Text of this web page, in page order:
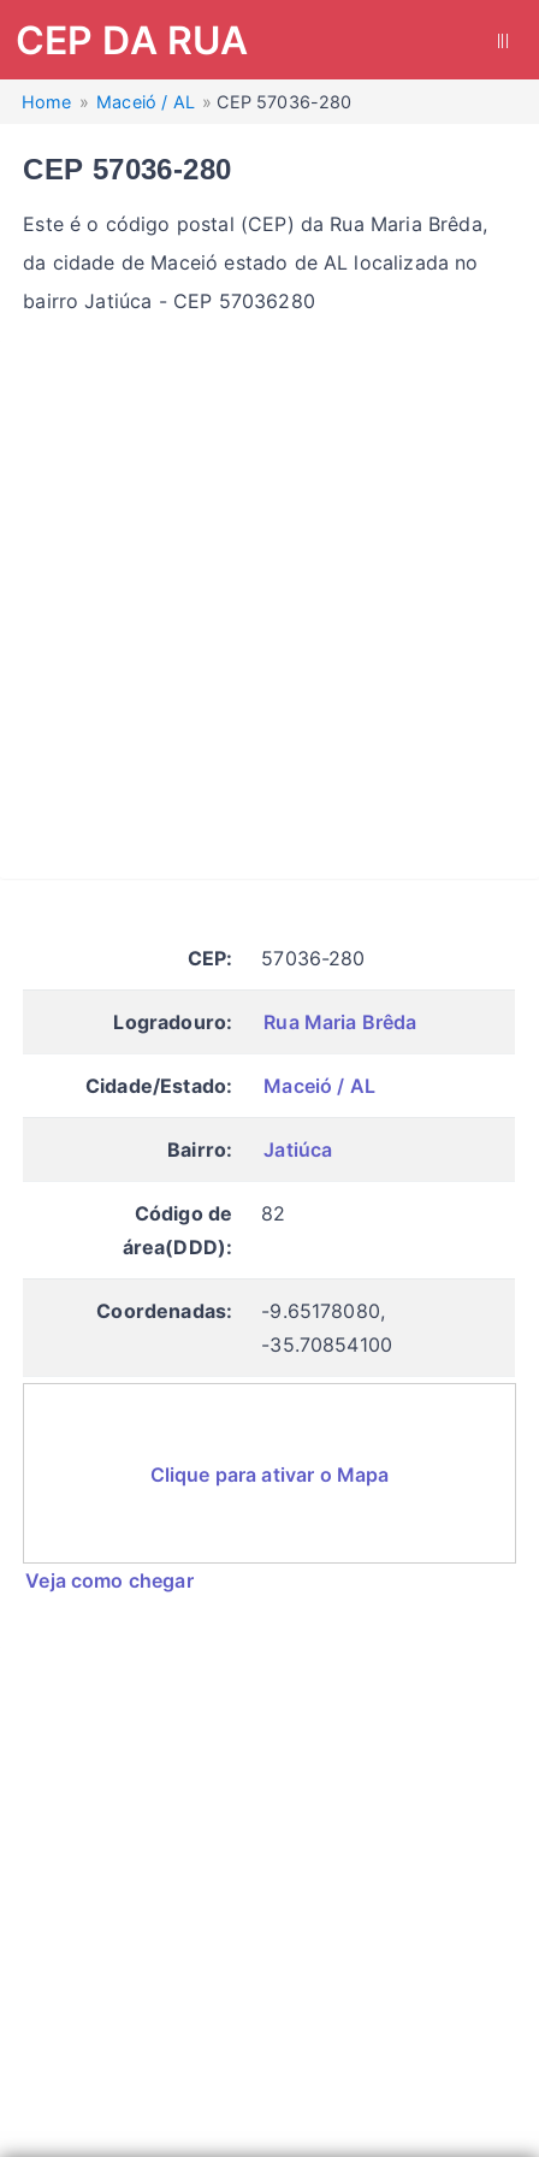
CEP DA RUA
Home Maceió / AL CEP 57036-280
CEP 57036-280
Este é o código postal (CEP) da Rua Maria Brêda,
da cidade de Maceió estado de AL localizada no
bairro Jatiúca - CEP 57036280
CEP: 57036-280
Logradouro: Rua Maria Brêda
Cidade/Estado: Maceió / AL
Bairro: Jatiúca
Código de
área(DDD):
82
Coordenadas:
-9.65178080,
-35.70854100
Clique para ativar o Mapa
Veja como chegar